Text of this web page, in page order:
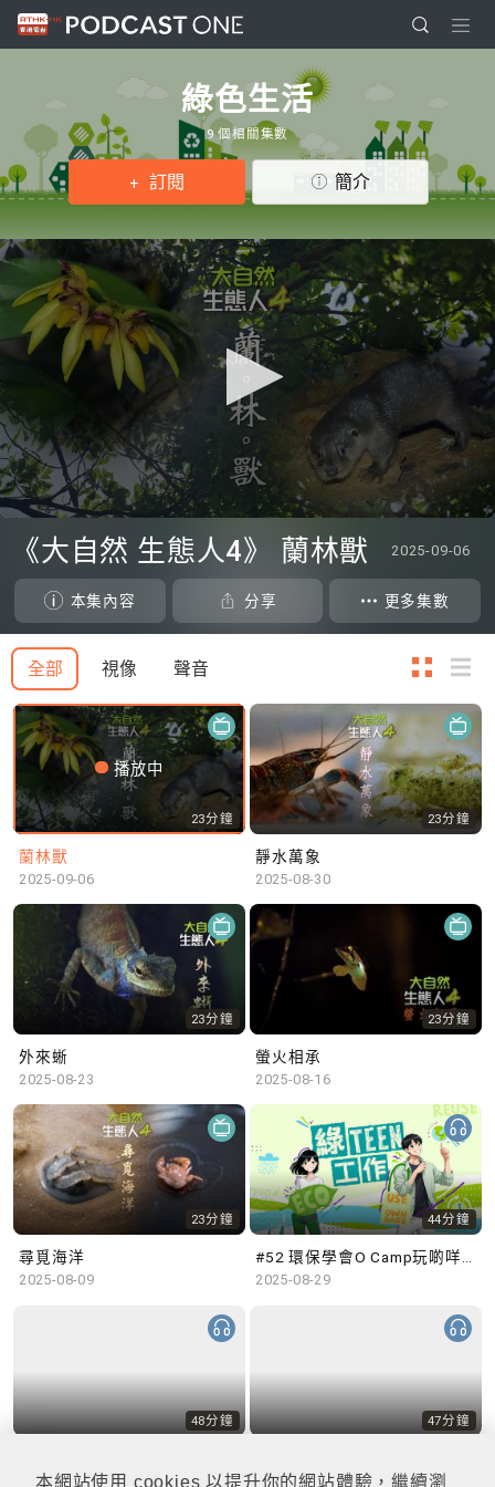
本網站使用 cookies 以提升你的網站體驗，繼續瀏
綠色生活
9 個相關集數
訂閱 簡介
seconds
seconds
《大自然 生態人4》 蘭林獸 2025-09-06
本集內容 分享 更多集數
全部 視像 聲音
播放中
23分鐘
蘭林獸
2025-09-06
23分鐘
靜水萬象
2025-08-30
23分鐘
外來蜥
2025-08-23
23分鐘
螢火相承
2025-08-16
23分鐘
尋覓海洋
2025-08-09
44分鐘
#52 環保學會O Camp玩啲咩？ | 參與學生: Sammi、Cardi、Charles (香港科技大學 環境管理及科技學生聯會)
2025-08-29
48分鐘
2025-08-22
47分鐘
2025-08-15